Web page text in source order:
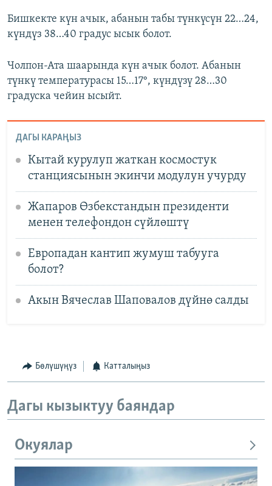
Бишкекте күн ачык, абанын табы түнкүсүн 22…24,
күндүз 38…40 градус ысык болот.
Чолпон-Ата шаарында күн ачык болот. Абанын
түнкү температурасы 15…17°, күндүзү 28…30
градуска чейин ысыйт.
ДАГЫ КАРАҢЫЗ
Кытай курулуп жаткан космостук
станциясынын экинчи модулун учурду
Жапаров Өзбекстандын президенти
менен телефондон сүйлөштү
Европадан кантип жумуш табууга
болот?
Акын Вячеслав Шаповалов дүйнө салды
Бөлүшүңүз Катталыңыз
Дагы кызыктуу баяндар
Окуялар